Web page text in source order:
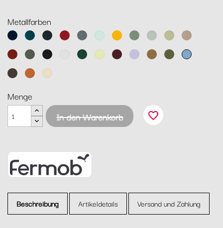
Metallfarben
AbyssblauAcapulcoblau
Anthrazit
Chili Gewittergrau
Gletscherminze
HonigKaktusLehmgrau
LindgrünMuskat
OckerRosmarin
Lakritz Baumwollweiß
Zederngrün
Zitronensorbet
Schwarzkirsche
Marshmallo
Lebkuchen
PestoMaya
TonkaKandierte
Latte-
Menge
In den Warenkorb
favorite_border
Beschreibung Artikeldetails Versand und Zahlung